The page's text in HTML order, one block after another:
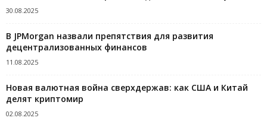
30.08.2025
В JPMorgan назвали препятствия для развития
децентрализованных финансов
11.08.2025
Новая валютная война сверхдержав: как США и Китай
делят криптомир
02.08.2025